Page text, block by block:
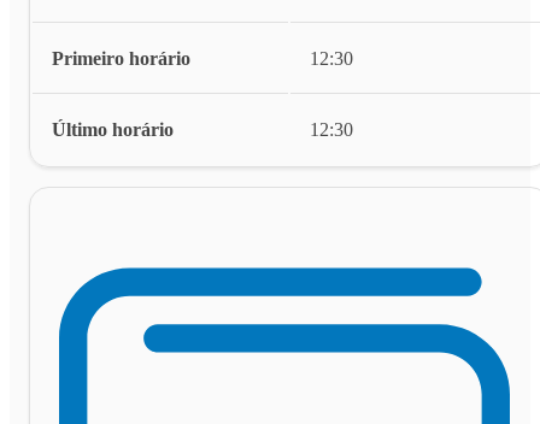
Primeiro horário 12:30
Último horário 12:30